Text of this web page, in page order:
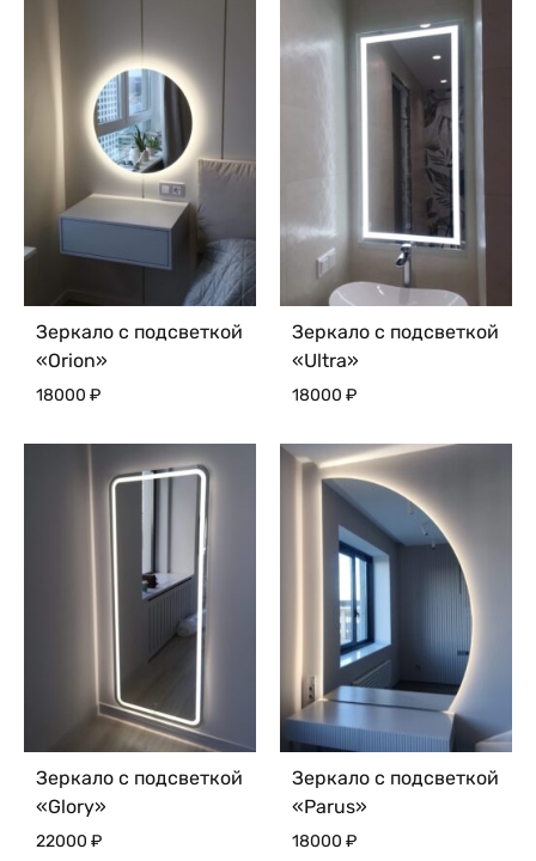
Зеркало с подсветкой
«Orion»
18000 ₽
Зеркало с подсветкой
«Ultra»
18000 ₽
Зеркало с подсветкой
«Glory»
22000 ₽
Зеркало с подсветкой
«Parus»
18000 ₽